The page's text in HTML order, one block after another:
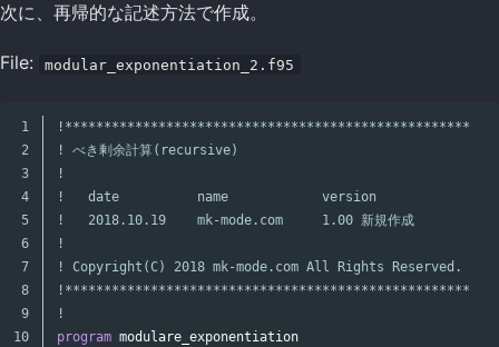
次に、再帰的な記述方法で作成。
File: modular_exponentiation_2.f95
1
2
3
4
5
6
7
8
9
10
!****************************************************
! べき剰余計算(recursive)
!
!   date          name            version
!   2018.10.19    mk-mode.com     1.00 新規作成
!
! Copyright(C) 2018 mk-mode.com All Rights Reserved.
!****************************************************
!
program modulare_exponentiation